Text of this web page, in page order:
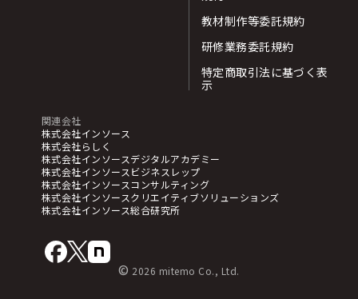
教材制作等委託規約
研修業務委託規約
特定商取引法に基づく表
示
関連会社
株式会社インソース
株式会社らしく
株式会社インソースデジタルアカデミー
株式会社インソースビジネスレップ
株式会社インソースコンサルティング
株式会社インソースクリエイティブソリューションズ
株式会社インソース総合研究所
© 2026 mitemo Co., Ltd.